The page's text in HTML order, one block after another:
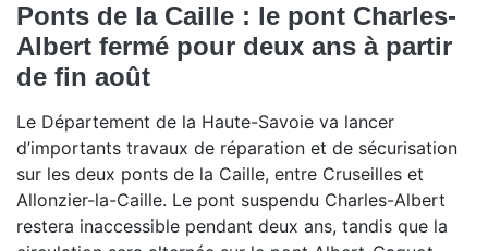
Ponts de la Caille : le pont Charles-
Albert fermé pour deux ans à partir
de fin août
Le Département de la Haute-Savoie va lancer
d’importants travaux de réparation et de sécurisation
sur les deux ponts de la Caille, entre Cruseilles et
Allonzier-la-Caille. Le pont suspendu Charles-Albert
restera inaccessible pendant deux ans, tandis que la